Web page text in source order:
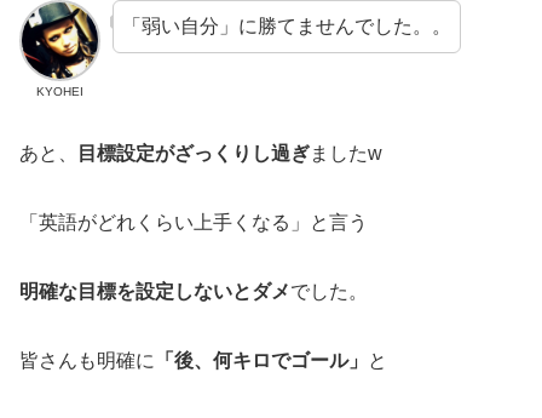
KYOHEI
「弱い自分」に勝てませんでした。。
あと、 目標設定がざっくりし過ぎましたw
「英語がどれくらい上手くなる」と言う
明確な目標を設定しないとダメでした。
皆さんも明確に 「後、何キロでゴール」 と